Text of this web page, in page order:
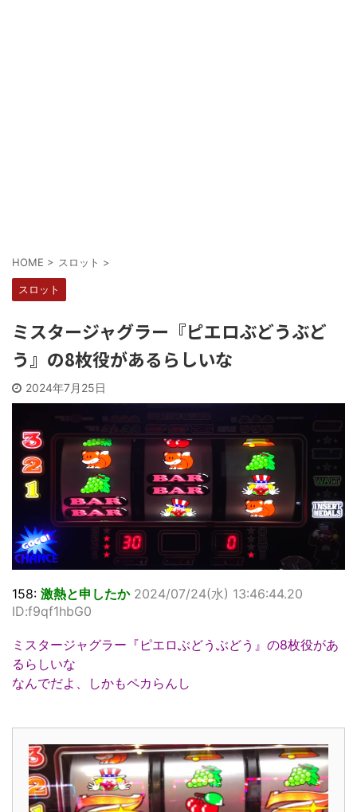
HOME > スロット >
スロット
ミスタージャグラー『ピエロぶどうぶど
う』の8枚役があるらしいな
2024年7月25日
158: 激熱と申したか 2024/07/24(水) 13:46:44.20
ID:f9qf1hbG0
ミスタージャグラー『ピエロぶどうぶどう』の8枚役があ
るらしいな
なんでだよ、しかもペカらんし